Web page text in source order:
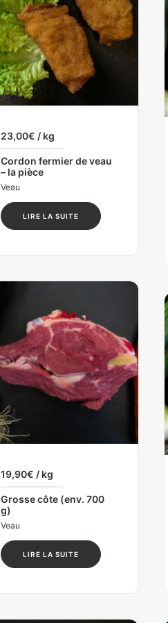
23,00€ / kg
Cordon fermier de veau
– la pièce
Veau
LIRE LA SUITE
19,90€ / kg
Grosse côte (env. 700
g)
Veau
LIRE LA SUITE